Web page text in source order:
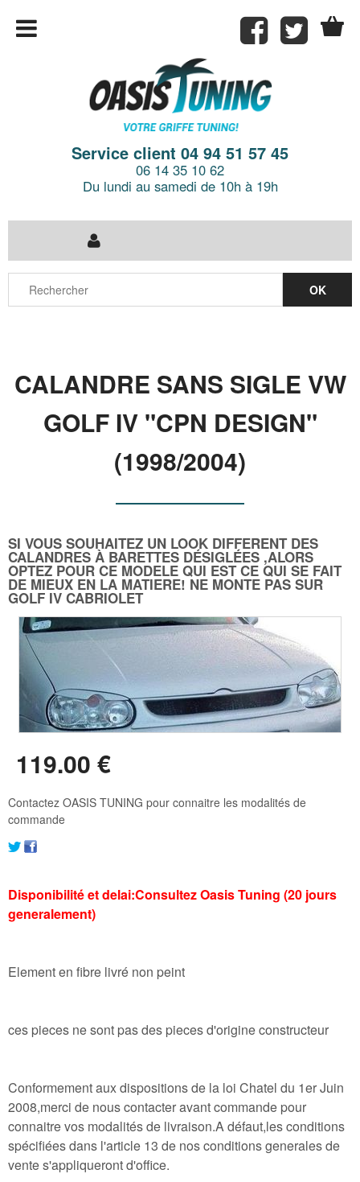
Service client 04 94 51 57 45
06 14 35 10 62
Du lundi au samedi de 10h à 19h
CALANDRE SANS SIGLE VW
GOLF IV "CPN DESIGN"
(1998/2004)
SI VOUS SOUHAITEZ UN LOOK DIFFERENT DES
CALANDRES À BARETTES DÉSIGLÉES ,ALORS
OPTEZ POUR CE MODELE QUI EST CE QUI SE FAIT
DE MIEUX EN LA MATIERE! NE MONTE PAS SUR
GOLF IV CABRIOLET
119.00 €
Contactez OASIS TUNING pour connaitre les modalités de
commande
Disponibilité et delai:Consultez Oasis Tuning (20 jours
generalement)
Element en fibre livré non peint
ces pieces ne sont pas des pieces d'origine constructeur
Conformement aux dispositions de la loi Chatel du 1er Juin
2008,merci de nous contacter avant commande pour
connaitre vos modalités de livraison.A défaut,les conditions
spécifiées dans l'article 13 de nos conditions generales de
vente s'appliqueront d'office.